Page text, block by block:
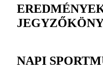
NAPI